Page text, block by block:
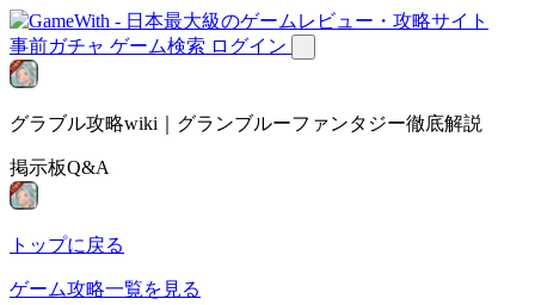
事前ガチャ ゲーム検索 ログイン
グラブル攻略wiki｜グランブルーファンタジー徹底解説
掲示板Q&A
トップに戻る
ゲーム攻略一覧を見る